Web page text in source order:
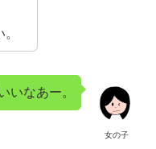
女の子
いなあー。